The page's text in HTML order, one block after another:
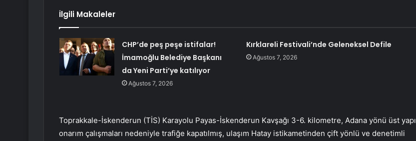
İlgili Makaleler
CHP’de peş peşe istifalar!
İmamoğlu Belediye Başkanı
da Yeni Parti’ye katılıyor
Ağustos 7, 2026
Kırklareli Festivali’nde Geleneksel Defile
Ağustos 7, 2026
Toprakkale-İskenderun (TİS) Karayolu Payas-İskenderun Kavşağı 3-6. kilometre, Adana yönü üst yapı
onarım çalışmaları nedeniyle trafiğe kapatılmış, ulaşım Hatay istikametinden çift yönlü ve denetimli